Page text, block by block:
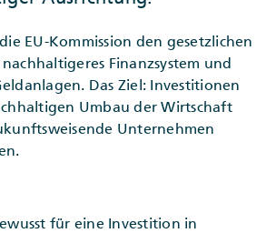
EU-Kommission den gesetzlichen
Finanzsystem und
Das Ziel: Investitionen
Umbau der Wirtschaft
Unternehmen
für eine Investition in